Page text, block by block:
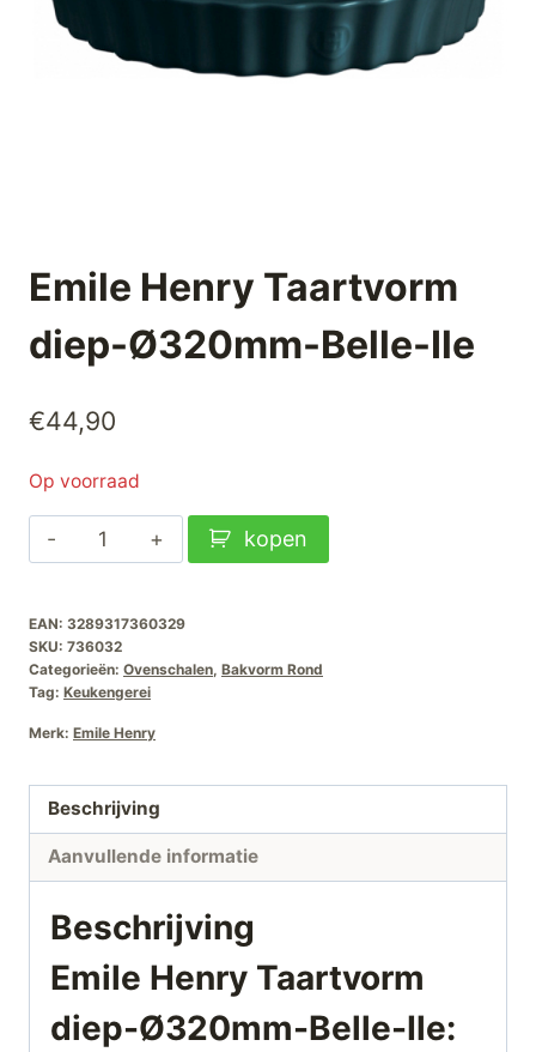
Emile Henry Taartvorm
diep-Ø320mm-Belle-Ile
€44,90
Op voorraad
Emile
Henry
diep-
Ø320mm-
Belle-
Ile
kopen
EAN: 3289317360329
SKU: 736032
Categorieën: Ovenschalen, Bakvorm Rond
Tag: Keukengerei
Merk: Emile Henry
Beschrijving
Aanvullende informatie
Beschrijving
Emile Henry Taartvorm
diep-Ø320mm-Belle-Ile: